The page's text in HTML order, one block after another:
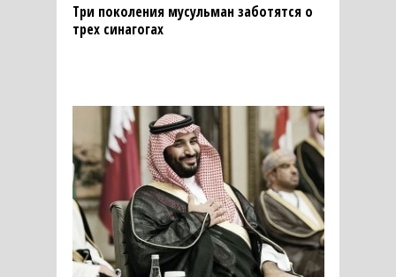
Три поколения мусульман заботятся о
трех синагогах